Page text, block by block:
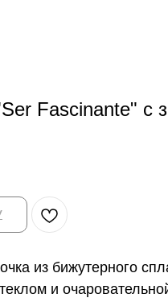
Fascinante" с
из бижутерного
и